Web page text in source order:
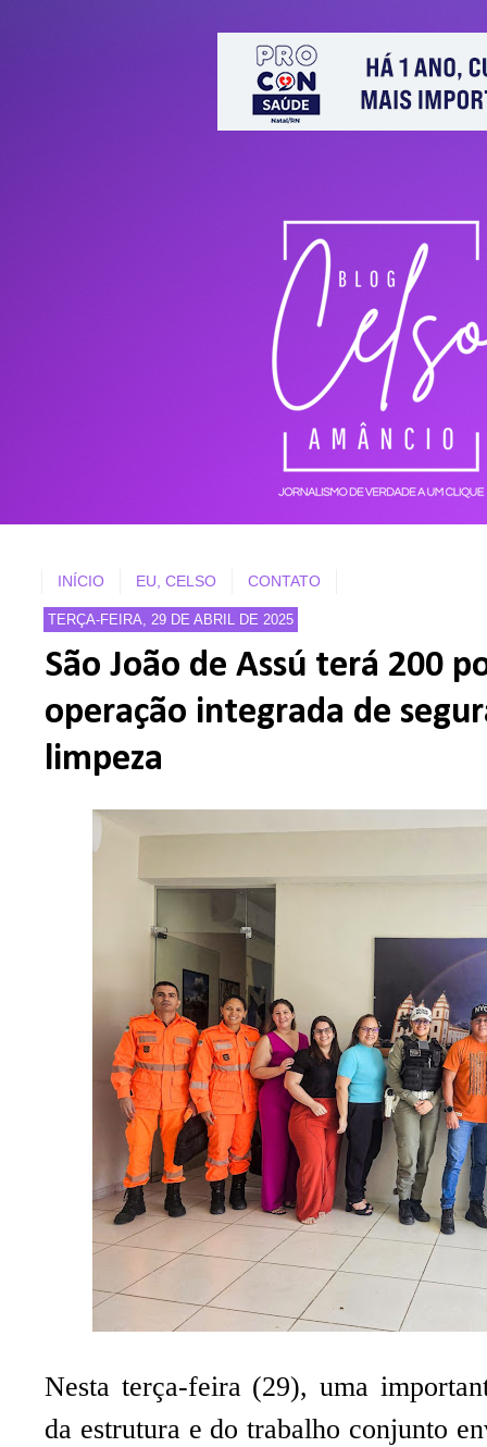
INÍCIO EU, CELSO CONTATO
TERÇA-FEIRA, 29 DE ABRIL DE 2025
São João de Assú terá 200
operação integrada de
limpeza
Nesta terça-feira (29), uma
da estrutura e do trabalho conjunto